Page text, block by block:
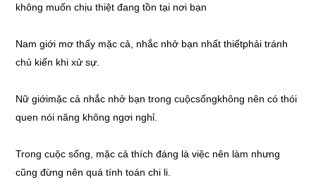
không muốn chịu thiệt đang tồn tại nơi bạn
Nam giới mơ thấy mặc cả, nhắc nhở bạn nhất thiếtphải tránh
chủ kiến khi xử sự.
Nữ giớimặc cả nhắc nhở bạn trong cuộcsốngkhông nên có thói
quen nói năng không ngơi nghỉ.
Trong cuộc sống, mặc cả thích đáng là việc nên làm nhưng
cũng đừng nên quá tính toán chi li.